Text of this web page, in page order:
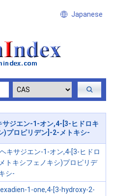
Japanese
ジエン-1-オン,4-[3-ヒドロキ
)プロピリデン]-2-メトキシ-
キサジエン-1-オン,4-[3-ヒドロ
トキシフェノキシ)プロピリデ
シ-
1-one,4-[3-hydroxy-2-